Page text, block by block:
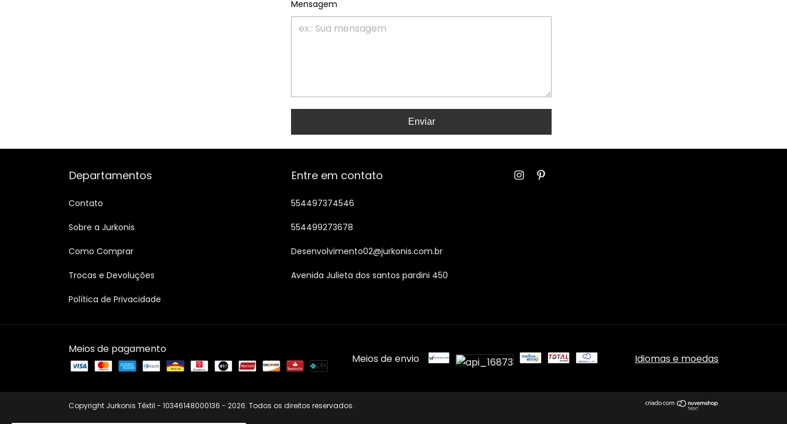
Mensagem
Enviar
Departamentos
Contato
Sobre a Jurkonis
Como Comprar
Trocas e Devoluções
Política de Privacidade
Entre em contato
554497374546
554499273678
Desenvolvimento02@jurkonis.com.br
Avenida Julieta dos santos pardini 450
Meios de pagamento
Meios de envio Idiomas e moedas
Copyright Jurkonis Têxtil - 10346148000136 - 2026. Todos os direitos reservados.